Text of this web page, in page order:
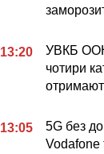
13:20
УВКБ
чотири
13:05
5G без
Vodafone